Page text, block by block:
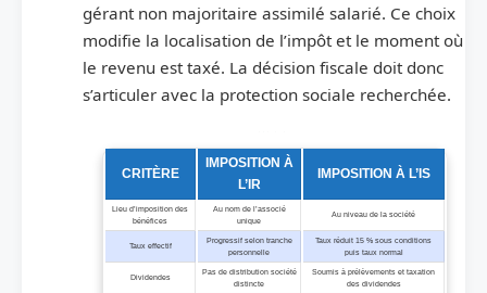
gérant non majoritaire assimilé salarié. Ce choix
modifie la localisation de l’impôt et le moment où
le revenu est taxé. La décision fiscale doit donc
s’articuler avec la protection sociale recherchée.
CRITÈRE
IMPOSITION À
L’IR
IMPOSITION À L’IS
Lieu d’imposition des
bénéfices
Au nom de l’associé
unique
Au niveau de la société
Taux effectif
Progressif selon tranche
personnelle
Taux réduit 15 % sous conditions
puis taux normal
Dividendes
Pas de distribution société
distincte
Soumis à prélèvements et taxation
des dividendes